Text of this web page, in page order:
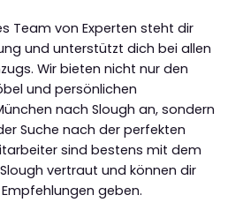
Team von Experten steht dir
und unterstützt dich bei allen
Wir bieten nicht nur den
und persönlichen
nach Slough an, sondern
Suche nach der perfekten
sind bestens mit dem
vertraut und können dir
geben.